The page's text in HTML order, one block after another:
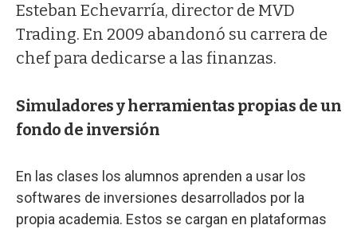
Esteban Echevarría, director de MVD
Trading. En 2009 abandonó su carrera de
chef para dedicarse a las finanzas.
Simuladores y herramientas propias de un
fondo de inversión
En las clases los alumnos aprenden a usar los
softwares de inversiones desarrollados por la
propia academia. Estos se cargan en plataformas